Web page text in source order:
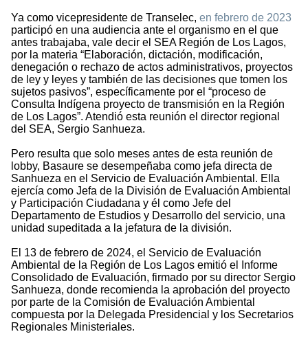
Ya como vicepresidente de Transelec, en febrero de 2023
participó en una audiencia ante el organismo en el que
antes trabajaba, vale decir el SEA Región de Los Lagos,
por la materia “Elaboración, dictación, modificación,
denegación o rechazo de actos administrativos, proyectos
de ley y leyes y también de las decisiones que tomen los
sujetos pasivos”, específicamente por el “proceso de
Consulta Indígena proyecto de transmisión en la Región
de Los Lagos”. Atendió esta reunión el director regional
del SEA, Sergio Sanhueza.
Pero resulta que solo meses antes de esta reunión de
lobby, Basaure se desempeñaba como jefa directa de
Sanhueza en el Servicio de Evaluación Ambiental. Ella
ejercía como Jefa de la División de Evaluación Ambiental
y Participación Ciudadana y él como Jefe del
Departamento de Estudios y Desarrollo del servicio, una
unidad supeditada a la jefatura de la división.
El 13 de febrero de 2024, el Servicio de Evaluación
Ambiental de la Región de Los Lagos emitió el Informe
Consolidado de Evaluación, firmado por su director Sergio
Sanhueza, donde recomienda la aprobación del proyecto
por parte de la Comisión de Evaluación Ambiental
compuesta por la Delegada Presidencial y los Secretarios
Regionales Ministeriales.